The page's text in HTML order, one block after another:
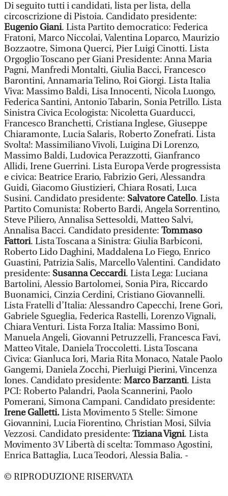
Di seguito tutti i candidati, lista per lista, della
circoscrizione di Pistoia. Candidato presidente:
Eugenio Giani. Lista Partito democratico: Federica
Fratoni, Marco Niccolai, Valentina Loparco, Maurizio
Bozzaotre, Simona Querci, Pier Luigi Cinotti. Lista
Orgoglio Toscano per Giani Presidente: Anna Maria
Pagni, Manfredi Montalti, Giulia Bacci, Francesco
Barontini, Annamaria Telino, Roi Giorgi. Lista Italia
Viva: Massimo Baldi, Lisa Innocenti, Nicola Luongo,
Federica Santini, Antonio Tabarin, Sonia Petrillo. Lista
Sinistra Civica Ecologista: Nicoletta Guarducci,
Francesco Branchetti, Cristiana Inglese, Giuseppe
Chiaramonte, Lucia Salaris, Roberto Zonefrati. Lista
Svolta!: Massimiliano Vivoli, Luigina Di Lorenzo,
Massimo Baldi, Ludovica Perazzotti, Gianfranco
Allidi, Irene Guerrini. Lista Europa Verde progressista
e civica: Beatrice Erario, Fabrizio Geri, Alessandra
Guidi, Giacomo Giustizieri, Chiara Rosati, Luca
Susini. Candidato presidente: Salvatore Catello. Lista
Partito Comunista: Roberto Bardi, Angela Sorrentino,
Steve Piliero, Annalisa Settesoldi, Matteo Salvi,
Annalisa Bacci. Candidato presidente: Tommaso
Fattori. Lista Toscana a Sinistra: Giulia Barbiconi,
Roberto Lido Daghini, Maddalena Lo Fiego, Enrico
Guastini, Patrizia Salis, Marcello Valentini. Candidato
presidente: Susanna Ceccardi. Lista Lega: Luciana
Bartolini, Alessio Bartolomei, Sonia Pira, Riccardo
Buonamici, Cinzia Cerdini, Cristiano Giovannelli.
Lista Fratelli d’Italia: Alessandro Capecchi, Irene Gori,
Gabriele Sgueglia, Federica Rastelli, Lorenzo Vignali,
Chiara Venturi. Lista Forza Italia: Massimo Boni,
Manuela Angeli, Giovanni Petruzzelli, Francesca Favi,
Matteo Vitale, Daniela Troccoletti. Lista Toscana
Civica: Gianluca Iori, Maria Rita Monaco, Natale Paolo
Gangemi, Daniela Zocchi, Pierluigi Pierini, Vincenza
Iones. Candidato presidente: Marco Barzanti. Lista
PCI: Roberto Palandri, Paola Scannerini, Paolo
Pomerani, Simona Campani. Candidato presidente:
Irene Galletti.Lista Movimento 5 Stelle: Simone
Giovannini, Lucia Fiorentino, Christian Mosi, Silvia
Vezzosi. Candidato presidente: Tiziana Vigni. Lista
Movimento 3V Libertà di scelta: Tommaso Agostini,
Enrica Battaglia, Luca Teodori, Alessia Balia. -
© RIPRODUZIONE RISERVATA